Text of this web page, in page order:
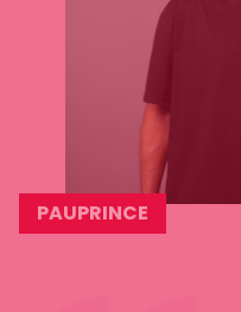
PAUPRINCE
Lees
meer